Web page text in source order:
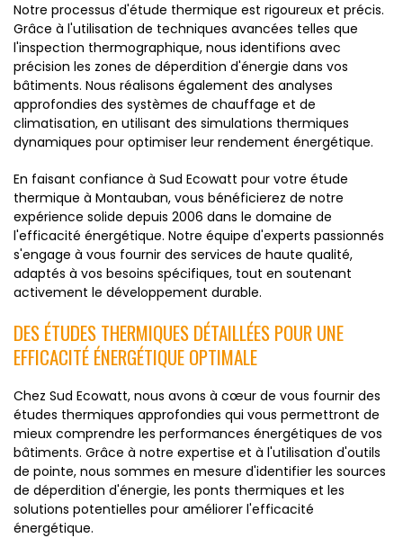
Notre processus d'étude thermique est rigoureux et précis.
Grâce à l'utilisation de techniques avancées telles que
l'inspection thermographique, nous identifions avec
précision les zones de déperdition d'énergie dans vos
bâtiments. Nous réalisons également des analyses
approfondies des systèmes de chauffage et de
climatisation, en utilisant des simulations thermiques
dynamiques pour optimiser leur rendement énergétique.
En faisant confiance à Sud Ecowatt pour votre étude
thermique à Montauban, vous bénéficierez de notre
expérience solide depuis 2006 dans le domaine de
l'efficacité énergétique. Notre équipe d'experts passionnés
s'engage à vous fournir des services de haute qualité,
adaptés à vos besoins spécifiques, tout en soutenant
activement le développement durable.
DES ÉTUDES THERMIQUES DÉTAILLÉES POUR UNE
EFFICACITÉ ÉNERGÉTIQUE OPTIMALE
Chez Sud Ecowatt, nous avons à cœur de vous fournir des
études thermiques approfondies qui vous permettront de
mieux comprendre les performances énergétiques de vos
bâtiments. Grâce à notre expertise et à l'utilisation d'outils
de pointe, nous sommes en mesure d'identifier les sources
de déperdition d'énergie, les ponts thermiques et les
solutions potentielles pour améliorer l'efficacité
énergétique.